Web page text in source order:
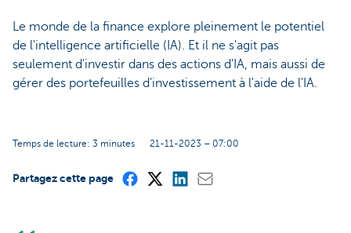
Le monde de la finance explore pleinement le potentiel
de l'intelligence artificielle (IA). Et il ne s'agit pas
seulement d'investir dans des actions d'IA, mais aussi de
gérer des portefeuilles d'investissement à l'aide de l'IA.
Temps de lecture: 3 minutes 21-11-2023 – 07:00
Partagez cette page